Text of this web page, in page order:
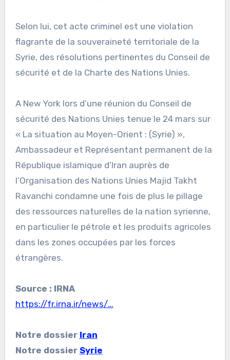
Selon lui, cet acte criminel est une violation
flagrante de la souveraineté territoriale de la
Syrie, des résolutions pertinentes du Conseil de
sécurité et de la Charte des Nations Unies.
A New York lors d’une réunion du Conseil de
sécurité des Nations Unies tenue le 24 mars sur
« La situation au Moyen-Orient : (Syrie) »,
Ambassadeur et Représentant permanent de la
République islamique d’Iran auprès de
l’Organisation des Nations Unies Majid Takht
Ravanchi condamne une fois de plus le pillage
des ressources naturelles de la nation syrienne,
en particulier le pétrole et les produits agricoles
dans les zones occupées par les forces
étrangères.
Source : IRNA
https://fr.irna.ir/news/…
Notre dossier Iran
Notre dossier Syrie